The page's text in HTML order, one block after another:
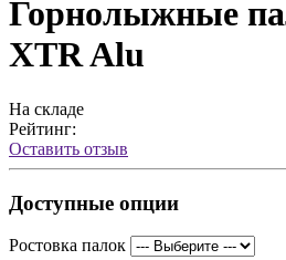
Горнолыжные
XTR Alu
На складе
Рейтинг:
Оставить отзыв
Доступные опции
Ростовка палок